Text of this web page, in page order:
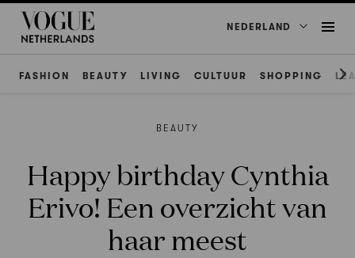
NEDERLAND
FASHION BEAUTY LIVING CULTUUR SHOPPING
BEAUTY
Happy birthday Cynthia
Erivo! Een overzicht van
haar meest